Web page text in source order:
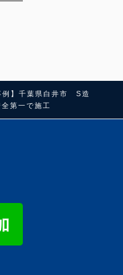
FOLLOW US:
例】千葉県白井市 S造
第一で施工